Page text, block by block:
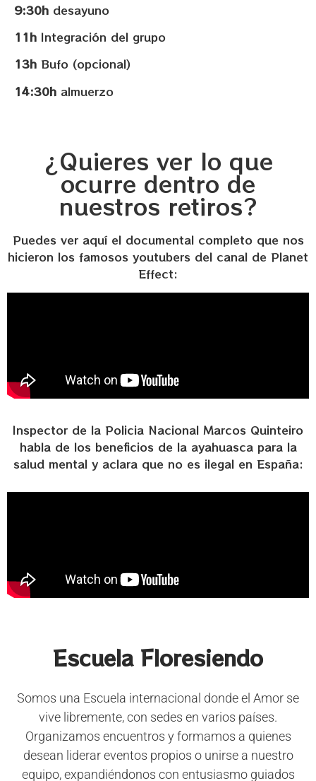
9:30h desayuno
11h Integración del grupo
13h Bufo (opcional)
14:30h almuerzo
¿Quieres ver lo que
ocurre dentro de
nuestros retiros?
Puedes ver aquí el documental completo que nos
hicieron los famosos youtubers del canal de Planet
Effect:
Inspector de la Policia Nacional Marcos Quinteiro
habla de los beneficios de la ayahuasca para la
salud mental y aclara que no es ilegal en España:
Escuela Floresiendo
Somos una Escuela internacional donde el Amor se
vive libremente, con sedes en varios países.
Organizamos encuentros y formamos a quienes
desean liderar eventos propios o unirse a nuestro
equipo, expandiéndonos con entusiasmo guiados